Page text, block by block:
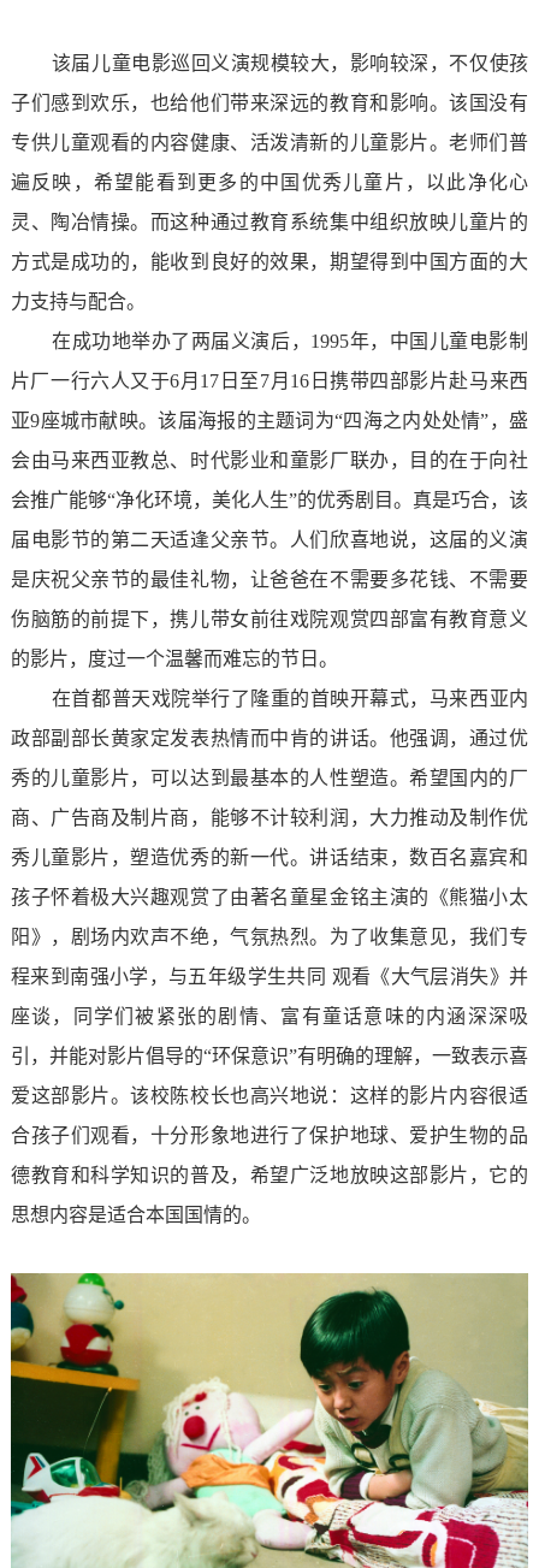
该届儿童电影巡回义演规模较大，影响较深，不仅使孩
子们感到欢乐，也给他们带来深远的教育和影响。该国没有
专供儿童观看的内容健康、活泼清新的儿童影片。老师们普
遍反映，希望能看到更多的中国优秀儿童片，以此净化心
灵、陶冶情操。而这种通过教育系统集中组织放映儿童片的
方式是成功的，能收到良好的效果，期望得到中国方面的大
力支持与配合。
在成功地举办了两届义演后，1995年，中国儿童电影制
片厂一行六人又于6月17日至7月16日携带四部影片赴马来西
亚9座城市献映。该届海报的主题词为“四海之内处处情”，盛
会由马来西亚教总、时代影业和童影厂联办，目的在于向社
会推广能够“净化环境，美化人生”的优秀剧目。真是巧合，该
届电影节的第二天适逢父亲节。人们欣喜地说，这届的义演
是庆祝父亲节的最佳礼物，让爸爸在不需要多花钱、不需要
伤脑筋的前提下，携儿带女前往戏院观赏四部富有教育意义
的影片，度过一个温馨而难忘的节日。
在首都普天戏院举行了隆重的首映开幕式，马来西亚内
政部副部长黄家定发表热情而中肯的讲话。他强调，通过优
秀的儿童影片，可以达到最基本的人性塑造。希望国内的厂
商、广告商及制片商，能够不计较利润，大力推动及制作优
秀儿童影片，塑造优秀的新一代。讲话结束，数百名嘉宾和
孩子怀着极大兴趣观赏了由著名童星金铭主演的《熊猫小太
阳》，剧场内欢声不绝，气氛热烈。为了收集意见，我们专
程来到南强小学，与五年级学生共同 观看《大气层消失》并
座谈，同学们被紧张的剧情、富有童话意味的内涵深深吸
引，并能对影片倡导的“环保意识”有明确的理解，一致表示喜
爱这部影片。该校陈校长也高兴地说：这样的影片内容很适
合孩子们观看，十分形象地进行了保护地球、爱护生物的品
德教育和科学知识的普及，希望广泛地放映这部影片，它的
思想内容是适合本国国情的。